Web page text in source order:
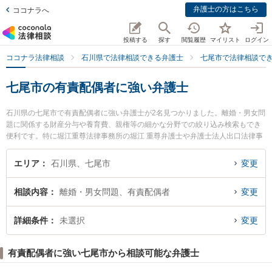
ココナラへ 弁護士の方はこちら
投稿する 探す 閲覧履歴 マイリスト ログイン
ココナラ法律相談 石川県で法律相談できる弁護士 七尾市で法律相談で
七尾市の有責配偶者に強い弁護士
石川県の七尾市で有責配偶者に強い弁護士が2名見つかりました。離婚・男女問
題に関係する財産分与や養育費、親権等の細かな分野での絞り込み検索もでき
便利です。特に堀江重尊法律事務所の堀江 重尊弁護士や弁護士法人出口法律事
務所 七尾事務所の宮崎 昇一郎弁護士のプロフィール情報や弁護士費用、強みな
どが注目されています。『七尾市で土日や夜間に発生した有責配偶者のトラブ
尾市内の弁護士に相談予約したい』などでお困りの相談者さんにおすすめで
す。
エリア 石川県、七尾市 変更
相談内容 離婚・男女問題、有責配偶者 変更
詳細条件 未選択 変更
有責配偶者に強い七尾市から相談可能な弁護士